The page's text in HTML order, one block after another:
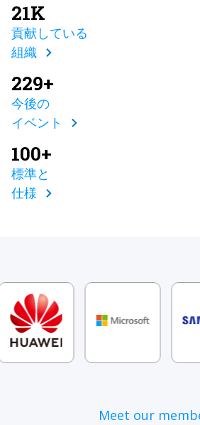
21K
貢献している
組織
229+
今後の
イベント
100+
標準と
仕様
Meet our